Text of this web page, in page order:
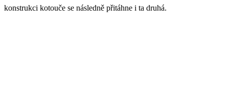
konstrukci kotouče se následně přitáhne i ta druhá.